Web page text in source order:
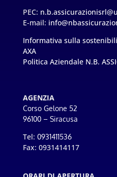
PEC:
E-mail:
Informativa sulla
AXA
Politica Aziendale N.B.
AGENZIA
Corso Gelone 52
96100 – Siracusa
Tel: 0931411536
Fax: 0931414117